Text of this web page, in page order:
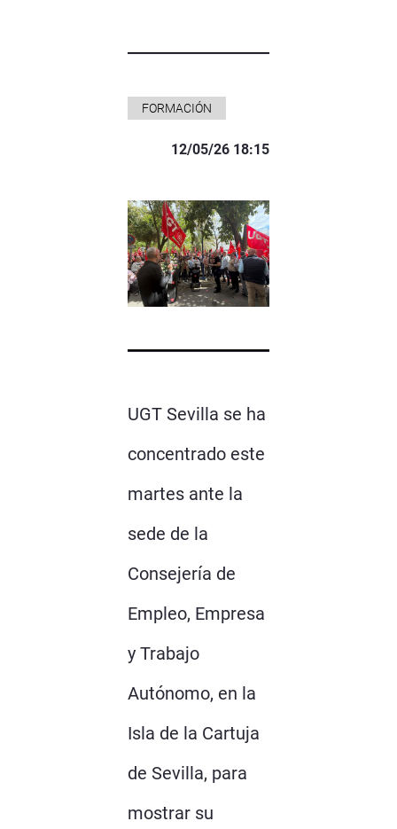
FORMACIÓN
12/05/26 18:15
UGT Sevilla se ha
concentrado este
martes ante la
sede de la
Consejería de
Empleo, Empresa
y Trabajo
Autónomo, en la
Isla de la Cartuja
de Sevilla, para
mostrar su